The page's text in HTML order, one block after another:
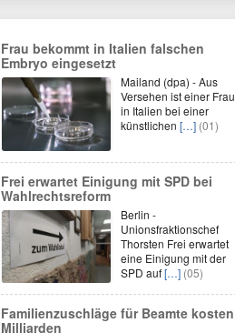
Frau bekommt in Italien falschen
Embryo eingesetzt
Mailand (dpa) - Aus
Versehen ist einer Frau
in Italien bei einer
künstlichen […] (01)
Frei erwartet Einigung mit SPD bei
Wahlrechtsreform
Berlin -
Unionsfraktionschef
Thorsten Frei erwartet
eine Einigung mit der
SPD auf[…] (05)
Familienzuschläge für Beamte kosten
Milliarden